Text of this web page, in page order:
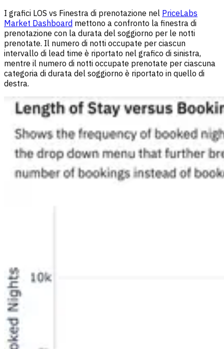
I grafici LOS vs Finestra di prenotazione nel PriceLabs
Market Dashboard mettono a confronto la finestra di
prenotazione con la durata del soggiorno per le notti
prenotate. Il numero di notti occupate per ciascun
intervallo di lead time è riportato nel grafico di sinistra,
mentre il numero di notti occupate prenotate per ciascuna
categoria di durata del soggiorno è riportato in quello di
destra.